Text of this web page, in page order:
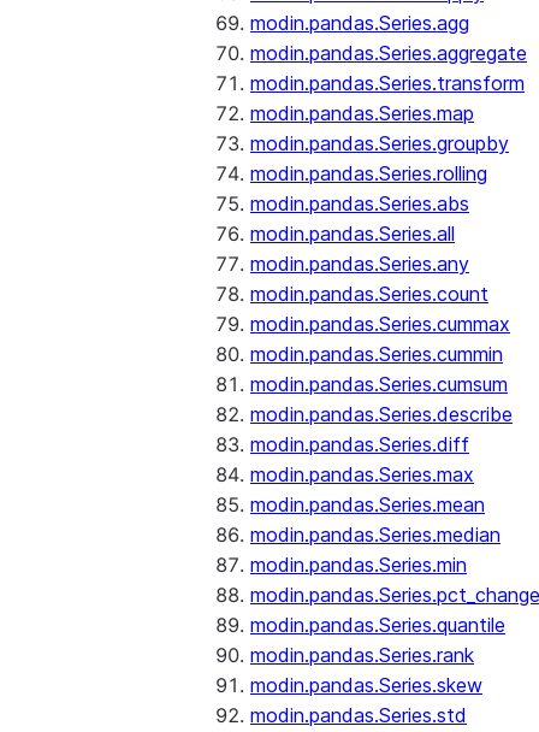
modin.pandas.Series.agg
modin.pandas.Series.aggregate
modin.pandas.Series.transform
modin.pandas.Series.map
modin.pandas.Series.groupby
modin.pandas.Series.rolling
modin.pandas.Series.abs
modin.pandas.Series.all
modin.pandas.Series.any
modin.pandas.Series.count
modin.pandas.Series.cummax
modin.pandas.Series.cummin
modin.pandas.Series.cumsum
modin.pandas.Series.describe
modin.pandas.Series.diff
modin.pandas.Series.max
modin.pandas.Series.mean
modin.pandas.Series.median
modin.pandas.Series.min
modin.pandas.Series.pct_change
modin.pandas.Series.quantile
modin.pandas.Series.rank
modin.pandas.Series.skew
modin.pandas.Series.std